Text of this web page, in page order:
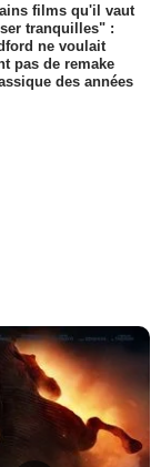
films qu'il vaut
tranquilles" :
ne voulait
pas de remake
des années